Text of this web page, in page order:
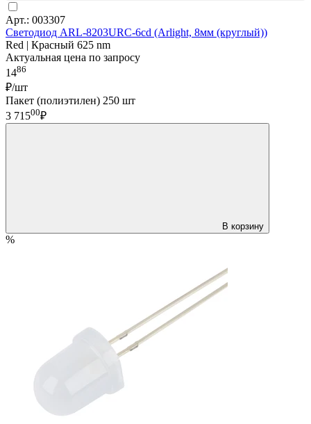
Арт.: 003307
Светодиод ARL-8203URC-6cd (Arlight, 8мм (круглый))
Red | Красный 625 nm
Актуальная цена по запросу
1486
₽/шт
Пакет (полиэтилен) 250 шт
3 71500₽
В корзину
%